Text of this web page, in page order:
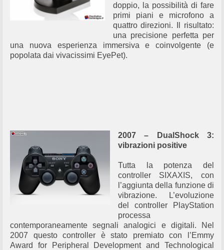
doppio, la possibilità di fare
primi piani e microfono a
quattro direzioni. Il risultato:
una precisione perfetta per
una nuova esperienza immersiva e coinvolgente (e
popolata dai vivacissimi EyePet).
2007 – DualShock 3:
vibrazioni positive
Tutta la potenza del
controller SIXAXIS, con
l’aggiunta della funzione di
vibrazione. L’evoluzione
del controller PlayStation
processa
contemporaneamente segnali analogici e digitali. Nel
2007 questo controller è stato premiato con l’Emmy
Award for Peripheral Development and Technological